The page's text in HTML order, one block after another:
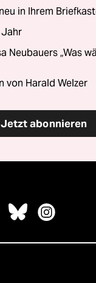
in Ihrem
Jahr
Neubauers „Was
von Harald Welzer
Jetzt abonnieren